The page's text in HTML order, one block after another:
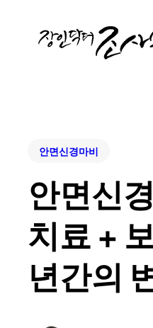
안면신경마비
안면신
치료 +
년간의